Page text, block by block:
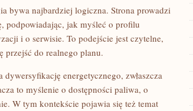
bywa najbardziej logiczna. Strona prowadzi
podpowiadając, jak myśleć o profilu
i o serwisie. To podejście jest czytelne,
przejść do realnego planu.
energetycznego, zwłaszcza
to myślenie o dostępności paliwa, o
W tym kontekście pojawia się też temat